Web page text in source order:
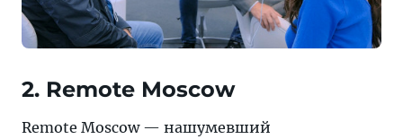
2. Remote Moscow
Remote Moscow — нашумевший